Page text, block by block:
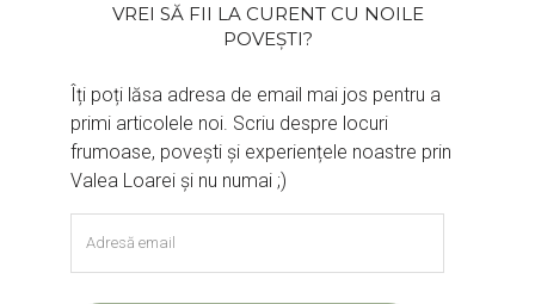
VREI SĂ FII LA CURENT CU NOILE
POVEȘTI?
Îți poți lăsa adresa de email mai jos pentru a
primi articolele noi. Scriu despre locuri
frumoase, povești și experiențele noastre prin
Valea Loarei și nu numai ;)
email